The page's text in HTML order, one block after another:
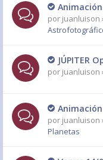
por juanluison
JÚPITER
por juanluison
por juanluison
Planetas